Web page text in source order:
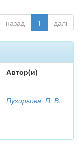
назад 1 далі
Автор(и)
Пузирьова, П. В.